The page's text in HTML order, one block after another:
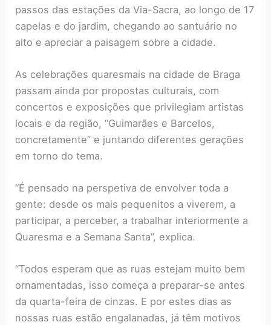
passos das estações da Via-Sacra, ao longo de 17
capelas e do jardim, chegando ao santuário no
alto e apreciar a paisagem sobre a cidade.
As celebrações quaresmais na cidade de Braga
passam ainda por propostas culturais, com
concertos e exposições que privilegiam artistas
locais e da região, “Guimarães e Barcelos,
concretamente” e juntando diferentes gerações
em torno do tema.
“É pensado na perspetiva de envolver toda a
gente: desde os mais pequenitos a viverem, a
participar, a perceber, a trabalhar interiormente a
Quaresma e a Semana Santa”, explica.
“Todos esperam que as ruas estejam muito bem
ornamentadas, isso começa a preparar-se antes
da quarta-feira de cinzas. E por estes dias as
nossas ruas estão engalanadas, já têm motivos